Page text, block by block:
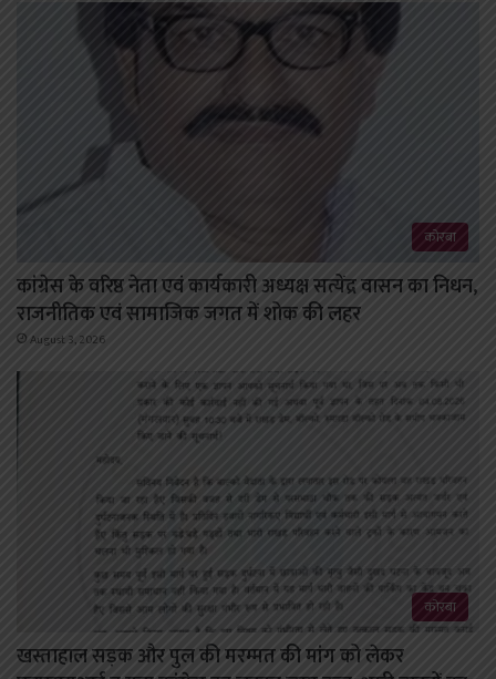
कोरबा
कांग्रेस के वरिष्ठ नेता एवं कार्यकारी अध्यक्ष सत्येंद्र वासन का निधन,
राजनीतिक एवं सामाजिक जगत में शोक की लहर
August 3, 2026
कोरबा
खस्ताहाल सड़क और पुल की मरम्मत की मांग को लेकर